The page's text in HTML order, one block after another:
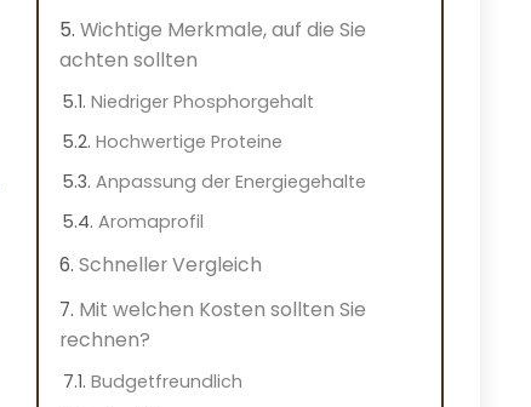
Wichtige Merkmale, auf die Sie
achten sollten
Niedriger Phosphorgehalt
Hochwertige Proteine
Anpassung der Energiegehalte
Aromaprofil
Schneller Vergleich
Mit welchen Kosten sollten Sie
rechnen?
Budgetfreundlich